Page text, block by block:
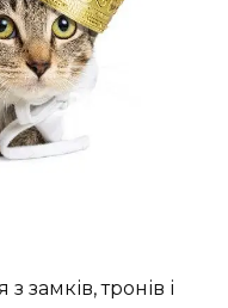
замків, тронів і